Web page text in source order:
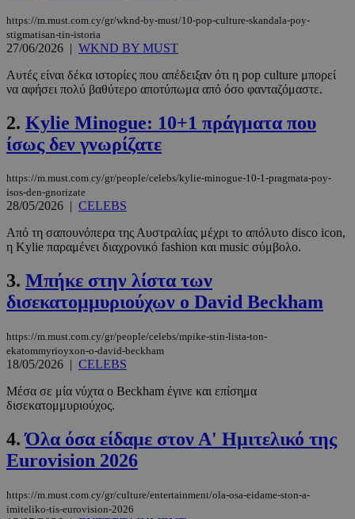
https://m.must.com.cy/gr/wknd-by-must/10-pop-culture-skandala-poy-
stigmatisan-tin-istoria
27/06/2026 | WKND BY MUST
Αυτές είναι δέκα ιστορίες που απέδειξαν ότι η pop culture μπορεί
να αφήσει πολύ βαθύτερο αποτύπωμα από όσο φανταζόμαστε.
2. Kylie Minogue: 10+1 πράγματα που
ίσως δεν γνωρίζατε
https://m.must.com.cy/gr/people/celebs/kylie-minogue-10-1-pragmata-poy-
isos-den-gnorizate
28/05/2026 | CELEBS
Από τη σαπουνόπερα της Αυστραλίας μέχρι το απόλυτο disco icon,
η Kylie παραμένει διαχρονικό fashion και music σύμβολο.
3. Μπήκε στην λίστα των
δισεκατομμυριούχων ο David Beckham
https://m.must.com.cy/gr/people/celebs/mpike-stin-lista-ton-
ekatommyrioyxon-o-david-beckham
18/05/2026 | CELEBS
Μέσα σε μία νύχτα ο Beckham έγινε και επίσημα
δισεκατομμυριούχος.
4.Όλα όσα είδαμε στον Α' Ημιτελικό της
Eurovision 2026
https://m.must.com.cy/gr/culture/entertainment/ola-osa-eidame-ston-a-
imiteliko-tis-eurovision-2026